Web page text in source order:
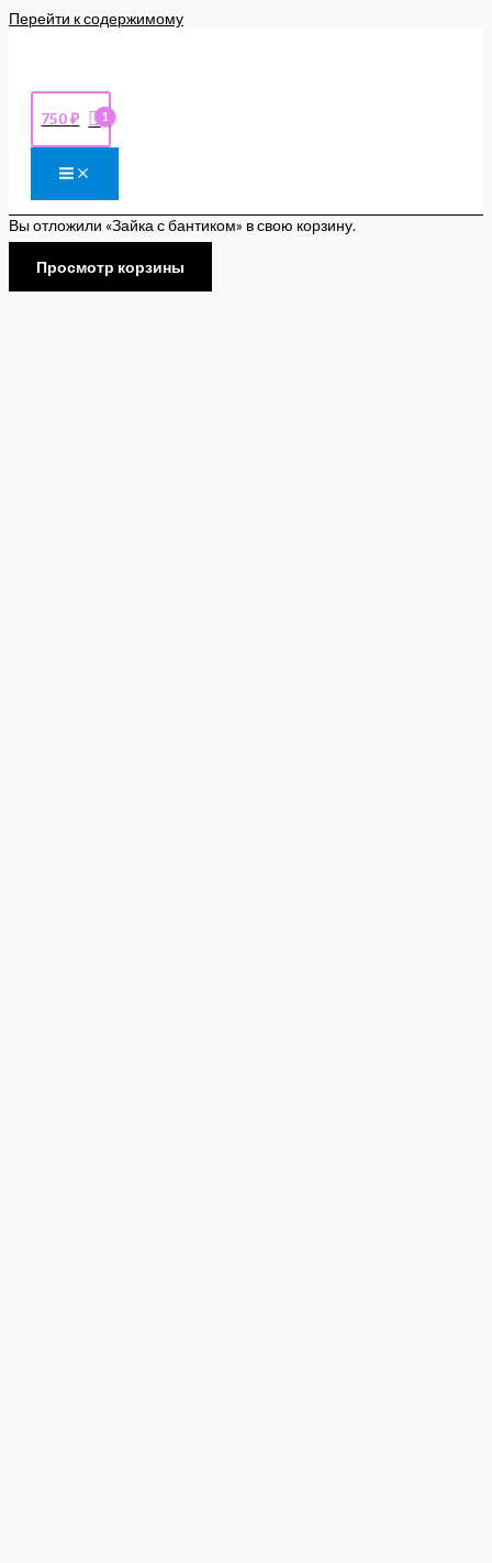
Перейти к содержимому
750₽
Вы отложили «Зайка с бантиком» в свою корзину.
Просмотр корзины